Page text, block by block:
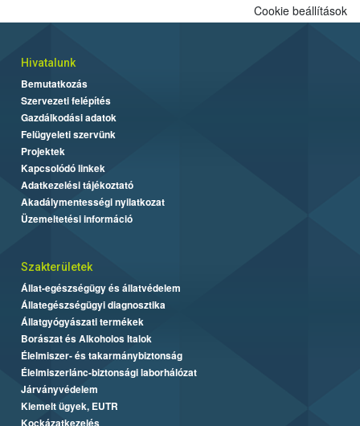
Cookie beállítások
Hivatalunk
Bemutatkozás
Szervezeti felépítés
Gazdálkodási adatok
Felügyeleti szervünk
Projektek
Kapcsolódó linkek
Adatkezelési tájékoztató
Akadálymentességi nyilatkozat
Üzemeltetési információ
Szakterületek
Állat-egészségügy és állatvédelem
Állategészségügyi diagnosztika
Állatgyógyászati termékek
Borászat és Alkoholos Italok
Élelmiszer- és takarmánybiztonság
Élelmiszerlánc-biztonsági laborhálózat
Járványvédelem
Kiemelt ügyek, EUTR
Kockázatkezelés